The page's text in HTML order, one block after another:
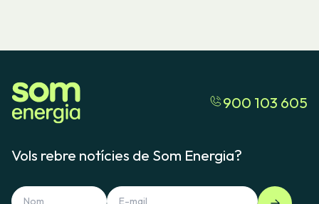
900 103 605
Vols rebre notícies de Som Energia?